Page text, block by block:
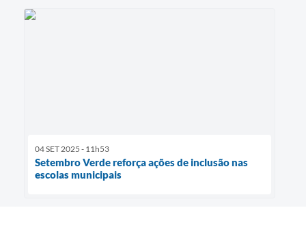
04 SET 2025 - 11h53
Setembro Verde reforça ações de inclusão nas
escolas municipais